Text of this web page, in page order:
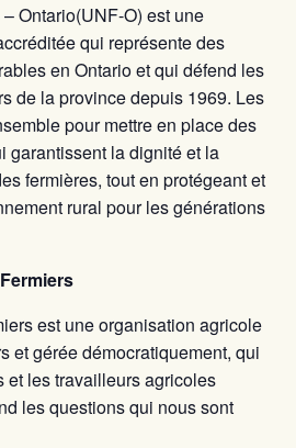
Ontario(UNF-O) est une
qui représente des
en Ontario et qui défend les
de la province depuis 1969. Les
pour mettre en place des
garantissent la dignité et la
fermières, tout en protégeant et
rural pour les générations
est une organisation agricole
et gérée démocratiquement, qui
et les travailleurs agricoles
les questions qui nous sont